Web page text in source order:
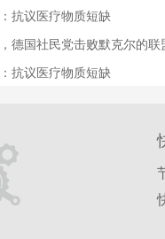
抗议医疗物质短缺
德国社民党击败默克尔的
抗议医疗物质短缺